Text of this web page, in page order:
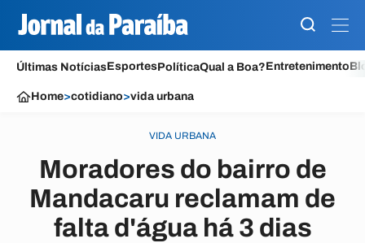
Últimas NotíciasEsportesPolíticaQual a Boa?Entretenimento
Home>cotidiano>vida urbana
VIDA URBANA
Moradores do bairro de
Mandacaru reclamam de
falta d'água há 3 dias